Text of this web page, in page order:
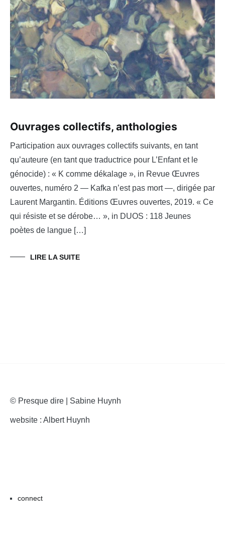
Ouvrages collectifs, anthologies
Participation aux ouvrages collectifs suivants, en tant
qu’auteure (en tant que traductrice pour L’Enfant et le
génocide) : « K comme dékalage », in Revue Œuvres
ouvertes, numéro 2 — Kafka n’est pas mort —, dirigée par
Laurent Margantin. Éditions Œuvres ouvertes, 2019. « Ce
qui résiste et se dérobe… », in DUOS : 118 Jeunes
poètes de langue […]
LIRE LA SUITE
© Presque dire | Sabine Huynh
website : Albert Huynh
connect